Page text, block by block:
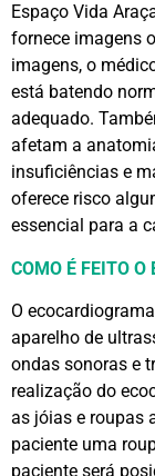
Espaço Vida
fornece imagens
imagens, o
está batendo
adequado.
afetam a
insuficiências e
oferece risco
essencial para a
COMO É FEITO O
O
aparelho de
ondas sonoras e
realização do
as jóias e roupas
paciente uma
paciente será